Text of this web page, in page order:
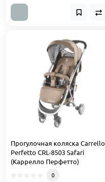
Прогулочная коляска Carrello
Perfetto CRL-8503 Safari
(Каррелло Перфетто)
0